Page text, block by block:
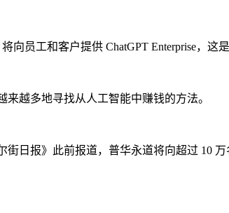
员工和客户提供 ChatGPT Enterprise，这
越多地寻找从人工智能中赚钱的方法。
日报》此前报道，普华永道将向超过 10